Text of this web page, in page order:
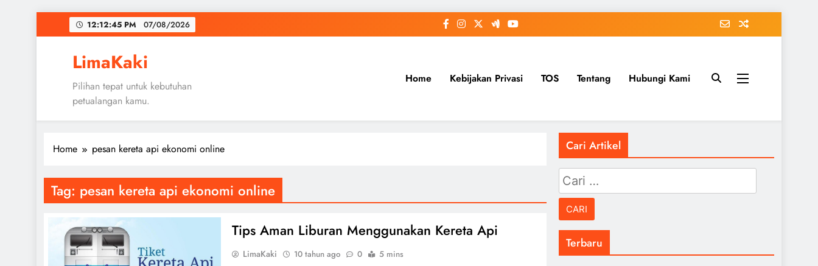
to
12:12:46 PM 07/08/2026
LimaKaki
Pilihan tepat untuk kebutuhan
petualangan kamu.
Home Kebijakan Privasi TOS Tentang Hubungi Kami
Home pesan kereta api ekonomi online
Tag: pesan kereta api ekonomi online
Tips Aman Liburan Menggunakan Kereta Api
LimaKaki 10 tahun ago 0 5 mins
Cari Artikel
Cari
untuk:
Terbaru